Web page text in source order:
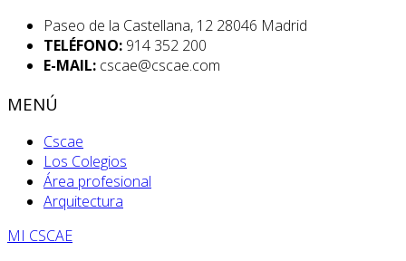
Paseo de la Castellana, 12 28046 Madrid
TELÉFONO: 914 352 200
E-MAIL: cscae@cscae.com
MENÚ
Cscae
Los Colegios
Área profesional
Arquitectura
MI CSCAE